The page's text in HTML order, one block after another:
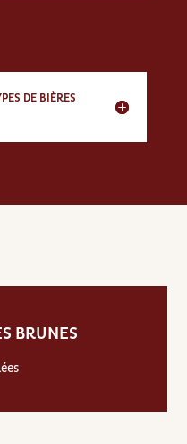
DE BIÈRES
BRUNES